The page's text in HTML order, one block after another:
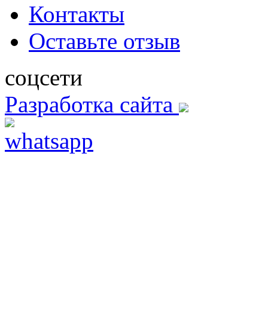
Контакты
Оставьте отзыв
соцсети
Разработка сайта